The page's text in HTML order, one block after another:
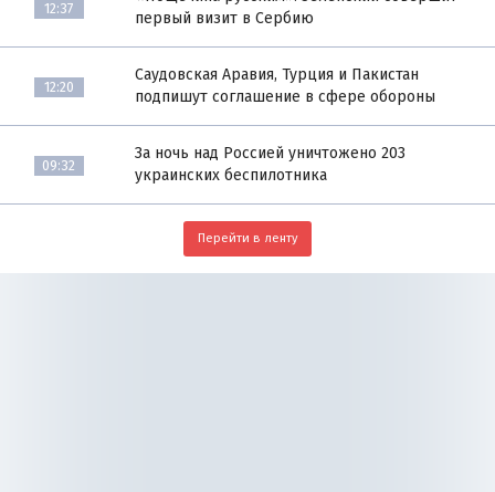
12:37
первый визит в Сербию
12:20
Саудовская Аравия, Турция и Пакистан
подпишут соглашение в сфере обороны
09:32
За ночь над Россией уничтожено 203
украинских беспилотника
Перейти в ленту